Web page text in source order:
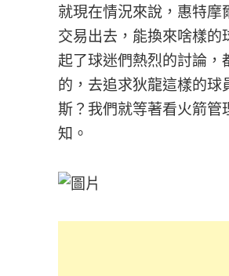
就現在情況來說，惠特
交易出去，能換來啥樣
起了球迷們熱烈的討論
的，去追求狄龍這樣的
斯？我們就等著看火箭
知。